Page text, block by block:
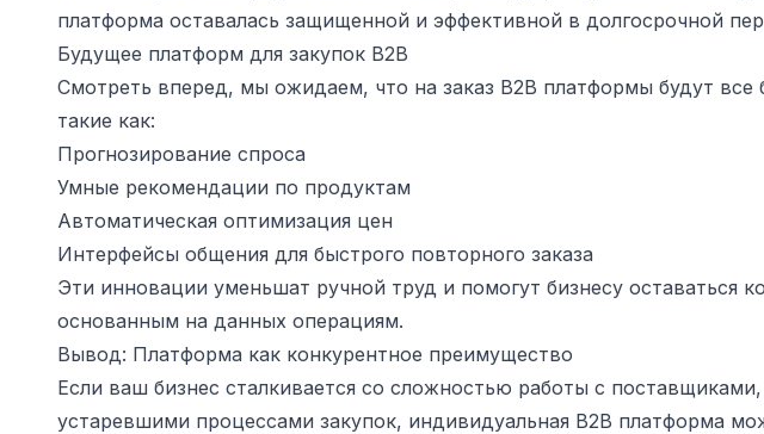
платформа оставалась защищенной и эффективной в долгосрочной
Будущее платформ для закупок B2B
Смотреть вперед, мы ожидаем, что на заказ B2B платформы будут
такие как:
Прогнозирование спроса
Умные рекомендации по продуктам
Автоматическая оптимизация цен
Интерфейсы общения для быстрого повторного заказа
Эти инновации уменьшат ручной труд и помогут бизнесу оставаться
основанным на данных операциям.
Вывод: Платформа как конкурентное преимущество
Если ваш бизнес сталкивается со сложностью работы с
устаревшими процессами закупок, индивидуальная B2B платформа